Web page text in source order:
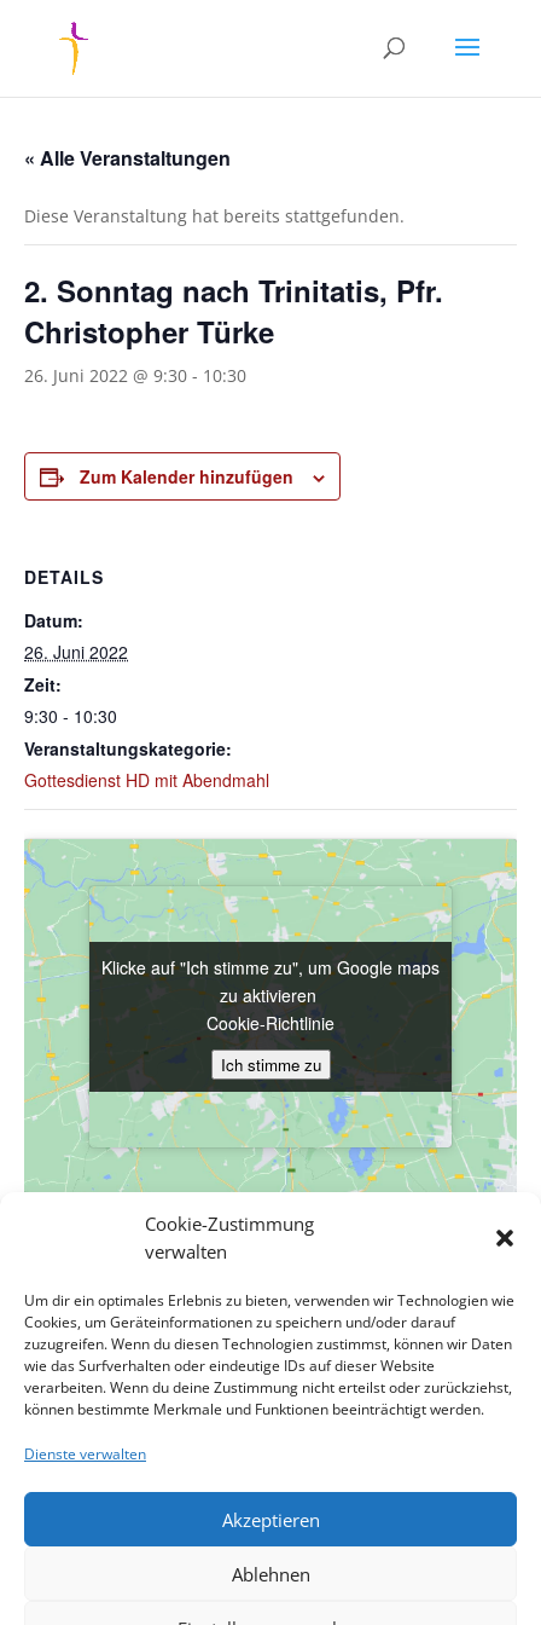
Cookie-Zustimmung
verwalten
Um dir ein optimales Erlebnis zu bieten, verwenden wir Technologien wie
Cookies, um Geräteinformationen zu speichern und/oder darauf
zuzugreifen. Wenn du diesen Technologien zustimmst, können wir Daten
wie das Surfverhalten oder eindeutige IDs auf dieser Website
verarbeiten. Wenn du deine Zustimmung nicht erteilst oder zurückziehst,
können bestimmte Merkmale und Funktionen beeinträchtigt werden.
Dienste verwalten
Akzeptieren
Ablehnen
« Alle Veranstaltungen
Diese Veranstaltung hat bereits stattgefunden.
2. Sonntag nach Trinitatis, Pfr.
Christopher Türke
26. Juni 2022 @ 9:30 - 10:30
Zum Kalender hinzufügen
DETAILS
Datum:
26. Juni 2022
Zeit:
9:30 - 10:30
Veranstaltungskategorie:
Gottesdienst HD mit Abendmahl
VERANSTALTUNGSORT
Biedermanngasse 11-13
Wien, Wien 1120 Österreich Google Karte anzeigen
Veranstaltungsort-Website anzeigen
Klicke auf "Ich stimme zu", um Google maps
zu aktivieren
Cookie-Richtlinie
Ich stimme zu
Klicke auf "Ich stimme zu", um Google maps
zu aktivieren
Cookie-Richtlinie
Ich stimme zu
des Presbyteriums
Kontakt
Cookie-Richtlinie (EU)